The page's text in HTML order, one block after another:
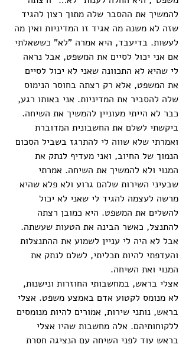
להמשיך את ההסבר שלה מתוך רצון להגיד
שזה לא משנה מה אגיד זו המדיניות ואין מה
לעשות. בדיעבד, היא אמרה "לא" כששאלתי
אם אני יכול לסיים את המשפט, אבל נראה
לי שהיא לא התכוונה שאני לא יכול לסיים
את המשפט, אלא רק רצתה בחוסר הנימוס
שלה להסביר את המדיניות. אני באותו רגע,
כבר לא הייתי מעוניין להמשיך את השיחה.
ביקשתי לשלם את החשבונית המדוברת
ואמרתי שלא שווה לי להתרגז בשביל הסכום
הנמוך של החיוב, ואני מעדיף לנתק את
המנוי ולא להמשיך את השיחה. אמרתי
שבעיני השירות שלהם גרוע ולא פלא שהיא
מרשה לעצמה להגיד לי שאני לא יכול
להשלים את המשפט. היא כמובן רצתה
להתנצל, כאשר הבינה את הטעות שעשתה.
אבל לא היה לי עניין לשמוע את ההתנצלות
והעדפתי להיות תכליתי, לשלם לנתק את
המנוי ואת השיחה.
אצלי בראש, במחשבותי החוזרות ונישנות,
לא מנומס לקטוע אדם באמצע משפט. אצלי
בראש, נותני שירות, אמורים להיות מנומסים
ללקוחותיהם. אלה מחשבות שהיו אצלי
בראש עוד לפני השיחה עם הנציגה חסרת